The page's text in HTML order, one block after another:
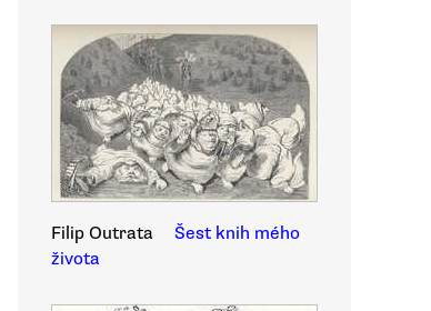
Filip Outrata
Šest knih mého
života